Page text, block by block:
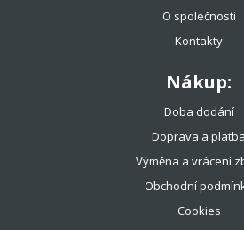
O společnosti
Kontakty
Nákup:
Doba dodání
Doprava a platba
Výměna a vrácení
Obchodní
Cookies